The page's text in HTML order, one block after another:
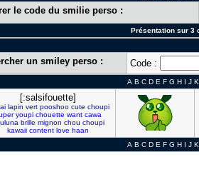
le code du smilie perso :
Présentation sur 3
un smiley perso : Code :
A B C D E F G H I J K
[:salsifouette]
lapin vert pooshoo cute choupi
youpi chouette want cawa
brille mignon chou choupi
kawaii content love haan
A B C D E F G H I J K